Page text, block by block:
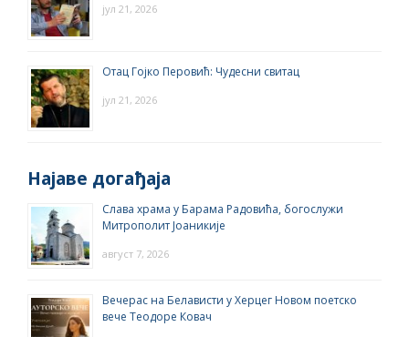
јул 21, 2026
Отац Гојко Перовић: Чудесни свитац
јул 21, 2026
Најаве догађаја
Слава храма у Барама Радовића, богослужи
Митрополит Јоаникије
август 7, 2026
Вечерас на Белависти у Херцег Новом поетско
вече Теодоре Ковач